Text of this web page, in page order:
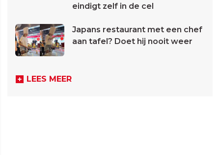
eindigt zelf in de cel
Japans restaurant met een chef
aan tafel? Doet hij nooit weer
LEES MEER